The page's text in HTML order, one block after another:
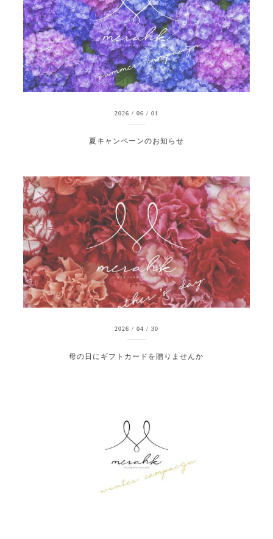
2026 / 06 / 01
夏キャンペーンのお知らせ
2026 / 04 / 30
母の日にギフトカードを贈りませんか